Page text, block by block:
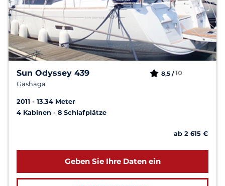
Sun Odyssey 439
Gashaga
8,5 /10
2011
13.34 Meter
4 Kabinen
8 Schlafplätze
ab 2 615 €
Geben Sie Ihre Daten ein